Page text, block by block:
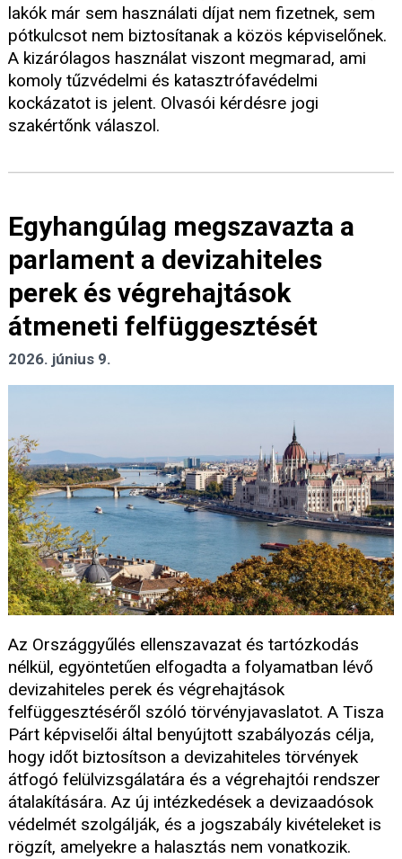
lakók már sem használati díjat nem fizetnek, sem
pótkulcsot nem biztosítanak a közös képviselőnek.
A kizárólagos használat viszont megmarad, ami
komoly tűzvédelmi és katasztrófavédelmi
kockázatot is jelent. Olvasói kérdésre jogi
szakértőnk válaszol.
Egyhangúlag megszavazta a
parlament a devizahiteles
perek és végrehajtások
átmeneti felfüggesztését
2026. június 9.
Az Országgyűlés ellenszavazat és tartózkodás
nélkül, egyöntetűen elfogadta a folyamatban lévő
devizahiteles perek és végrehajtások
felfüggesztéséről szóló törvényjavaslatot. A Tisza
Párt képviselői által benyújtott szabályozás célja,
hogy időt biztosítson a devizahiteles törvények
átfogó felülvizsgálatára és a végrehajtói rendszer
átalakítására. Az új intézkedések a devizaadósok
védelmét szolgálják, és a jogszabály kivételeket is
rögzít, amelyekre a halasztás nem vonatkozik.